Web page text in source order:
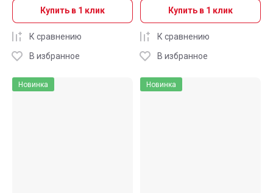
Купить в 1 клик
К сравнению
В избранное
Купить в 1 клик
К сравнению
В избранное
Новинка Новинка